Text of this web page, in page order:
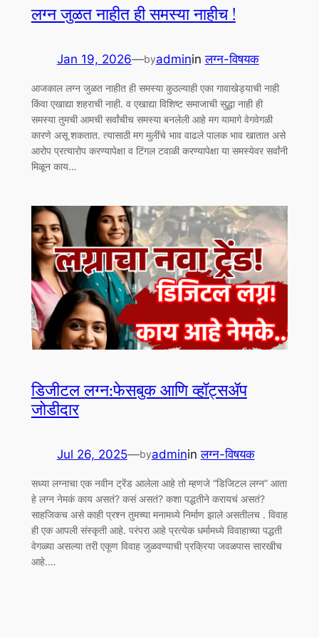
लग्न जुळत नाहीत ही समस्या नाहीच !
Jan 19, 2026—byadmininलग्न-विषयक
आजकाल लग्न जुळत नाहीत ही समस्या कुठल्याही एका गावाखेड्याची नाही
किंवा एखाद्या शहराची नाही. व एखाद्या विशिष्ट समाजाची सुद्धा नाही ही
समस्या तुमची आमची सर्वांचीच समस्या बनलेली आहे मग यामागे वेगवेगळी
कारणे असू शकतात. त्यासाठी मग मुलींचे भाव वाढले पालक भाव खातात असे
आरोप प्रत्यारोप करण्यापेक्षा व टिंगल टवाळी करण्यापेक्षा या समस्येवर सर्वांनी
मिळून काय…
डिजीटल लग्न:फेसबुक आणि व्हॉट्सॲप
जोडीदार
Jul 26, 2025—byadmininलग्न-विषयक
सध्या लग्नाचा एक नवीन ट्रेंड आलेला आहे तो म्हणजे “डिजिटल लग्न” आता
हे लग्न नेमकं काय असतं? कसं असतं? कशा पद्धतीने करायचं असतं?
साहजिकच असे काही प्रश्न तुमच्या मनामध्ये निर्माण झाले असतीलच . विवाह
ही एक आपली संस्कृती आहे. परंपरा आहे प्रत्येक धर्मामध्ये विवाहाच्या पद्धती
वेगळ्या असल्या तरी एकूण विवाह जुळवण्याची प्रक्रिया जवळपास सारखीच
आहे.…